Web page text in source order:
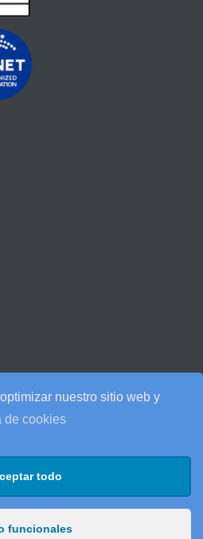
nuestro sitio web y
de cookies
todo
funcionales
para recordar
y cómo prepararte